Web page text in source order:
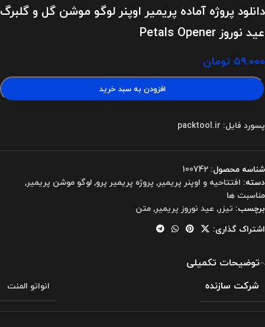
دانلود پروژه آماده پریمیر اوپنر لوگو موشن گل و گلبرگ
عید نوروز Petals Opener
۵۹.۰۰۰ تومان
افزودن به سبد خرید
پسورد فایل: packtool.ir
شناسه محصول: 100742
دسته: افتتاحیه و اوپنر پریمیر, پروژه پریمیر پرو,لوگو موشن پریمیر,
مناسبت ها
برچسب: تیزر, عید نوروز پریمیر,متن
اشتراک گذاری:
توضیحات تکمیلی
شرکت سازنده
انواتو المنت